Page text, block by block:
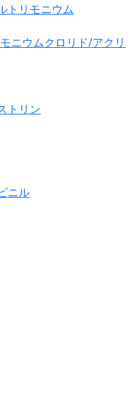
トリモニウム
ニウムクロリド/アクリ
トリン
ニル